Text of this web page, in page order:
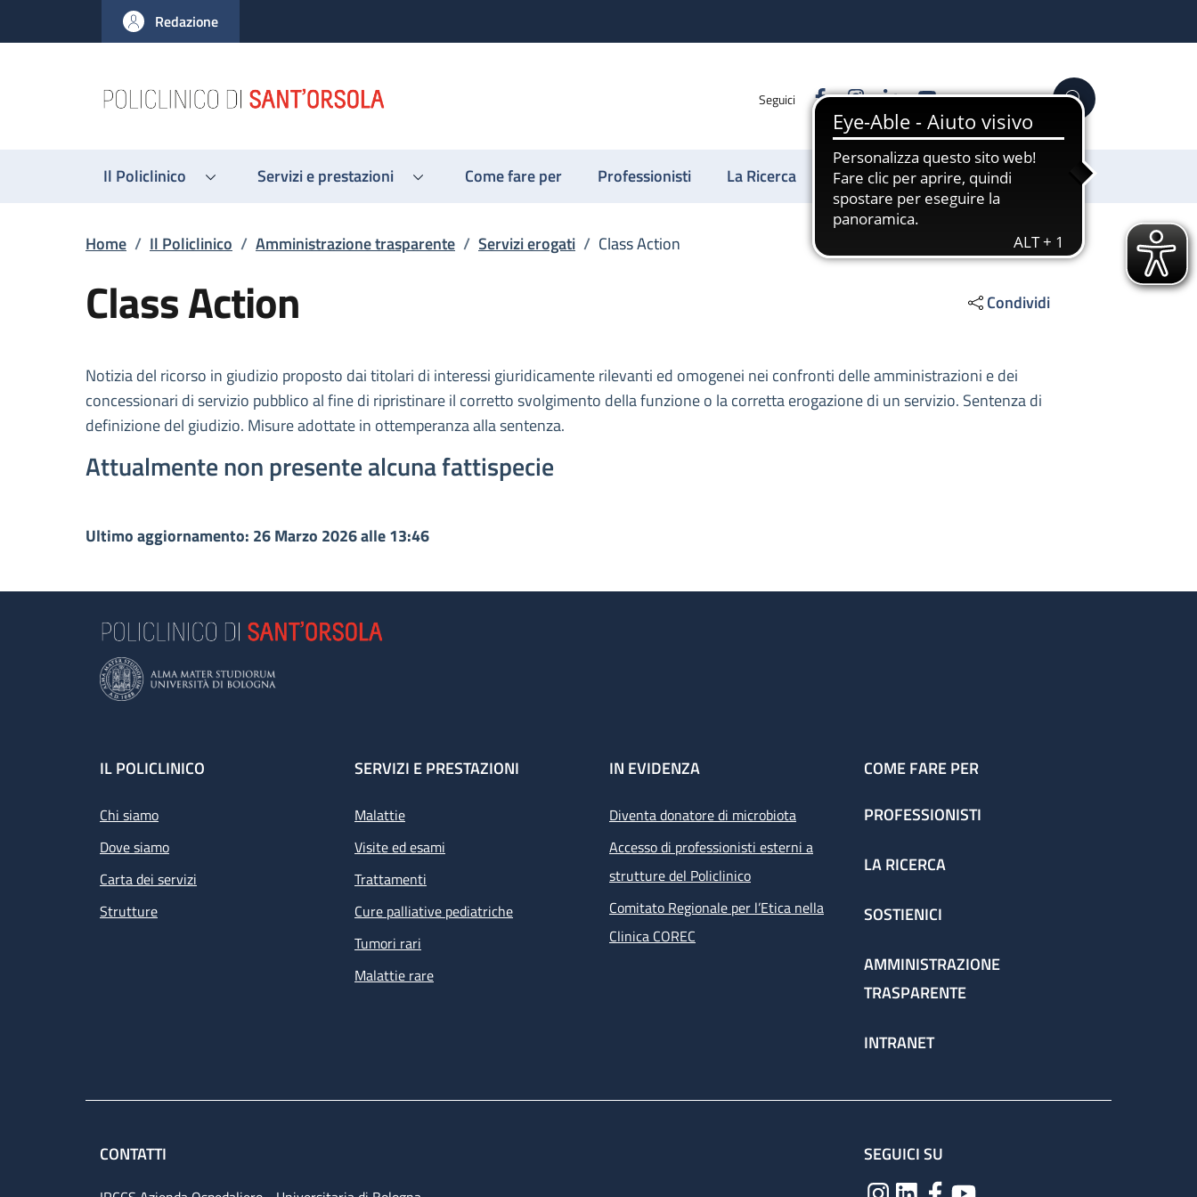
al contenuto principale
to footer content
Redazione
Seguici FacebookInstagram
LinkedinYouTube Cerca
Il Policlinico Servizi e prestazioni Come fare per Professionisti La Ricerca Sostienici
Briciole di pane
Home / Il Policlinico / Amministrazione trasparente / Servizi erogati / Class Action
Class Action Condividi
Descrizione
Notizia del ricorso in giudizio proposto dai titolari di interessi giuridicamente rilevanti ed omogenei nei confronti delle amministrazioni e dei
concessionari di servizio pubblico al fine di ripristinare il corretto svolgimento della funzione o la corretta erogazione di un servizio. Sentenza di
definizione del giudizio. Misure adottate in ottemperanza alla sentenza.
Attualmente non presente alcuna fattispecie
Ultimo aggiornamento: 26 Marzo 2026 alle 13:46
Footer
IL POLICLINICO
Chi siamo
Dove siamo
Carta dei servizi
Strutture
SERVIZI E PRESTAZIONI
Malattie
Visite ed esami
Trattamenti
Cure palliative pediatriche
Tumori rari
Malattie rare
IN EVIDENZA
Diventa donatore di microbiota
Accesso di professionisti esterni a
strutture del Policlinico
Comitato Regionale per l’Etica nella
Clinica COREC
COME FARE PER
PROFESSIONISTI
LA RICERCA
SOSTIENICI
AMMINISTRAZIONE
TRASPARENTE
INTRANET
CONTATTI SEGUICI SU